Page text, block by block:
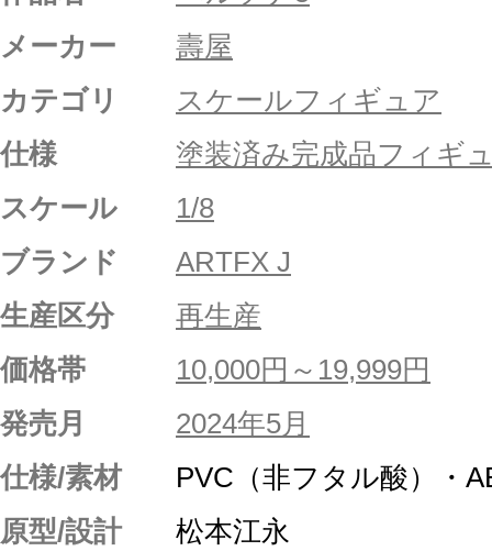
メーカー
壽屋
カテゴリ
スケールフィギュア
仕様
塗装済み完成品フィギ
スケール
1/8
ブランド
ARTFX J
生産区分
再生産
価格帯
10,000円～19,999円
発売月
2024年5月
仕様/素材
PVC（非フタル酸）・
原型/設計
松本江永